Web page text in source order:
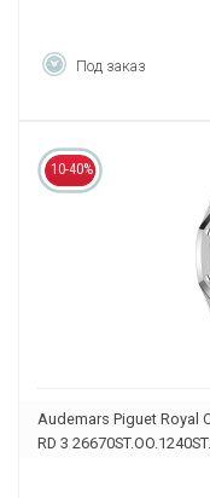
Под заказ
10-40%
Audemars Piguet Royal
RD 3